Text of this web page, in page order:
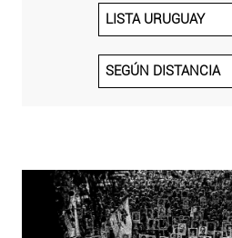
LISTA URUGUAY
SEGÚN DISTANCIA